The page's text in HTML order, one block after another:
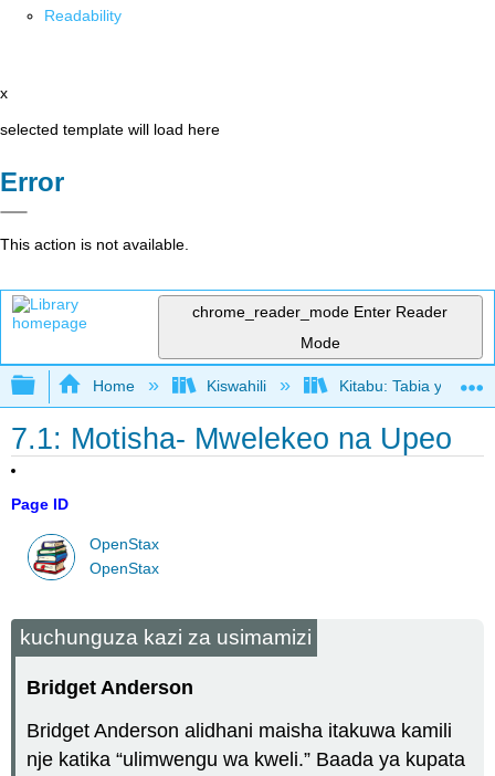
Readability
x
selected template will load here
Error
This action is not available.
chrome_reader_mode Enter Reader
Mode
Expand/collapse global hierarchy
Home Kiswahili Kitabu: Tabia ya
7.1: Motisha- Mwelekeo na Upeo
Page ID
OpenStax
OpenStax
kuchunguza kazi za usimamizi
Bridget Anderson
Bridget Anderson alidhani maisha itakuwa kamili
nje katika “ulimwengu wa kweli.” Baada ya kupata